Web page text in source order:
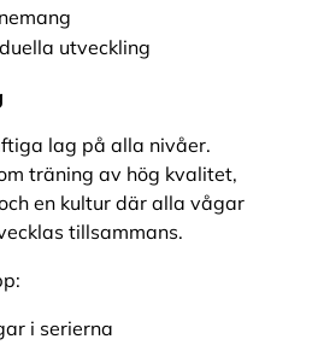
utveckling
lag på alla nivåer.
träning av hög kvalitet,
en kultur där alla vågar
tillsammans.
i serierna